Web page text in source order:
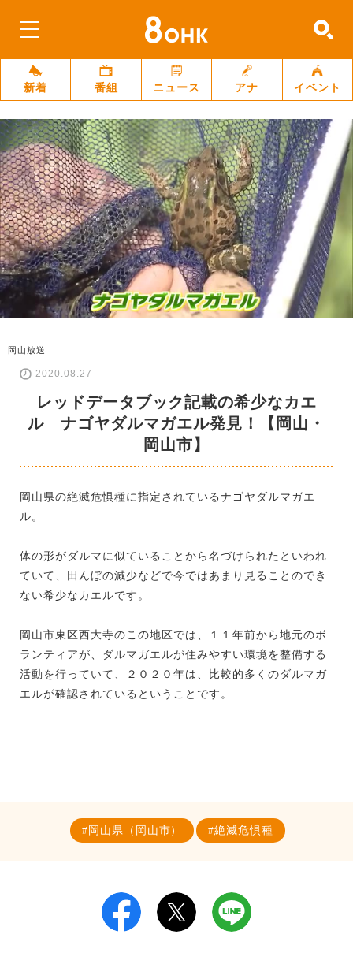
新着 番組 ニュース アナ イベント
岡山放送
2020.08.27
レッドデータブック記載の希少なカエ
ル ナゴヤダルマガエル発見！【岡山・
岡山市】
岡山県の絶滅危惧種に指定されているナゴヤダルマガエ
ル。
体の形がダルマに似ていることから名づけられたといわれ
ていて、田んぼの減少などで今ではあまり見ることのでき
ない希少なカエルです。
岡山市東区西大寺のこの地区では、１１年前から地元のボ
ランティアが、ダルマガエルが住みやすい環境を整備する
活動を行っていて、２０２０年は、比較的多くのダルマガ
エルが確認されているということです。
岡山県（岡山市） 絶滅危惧種